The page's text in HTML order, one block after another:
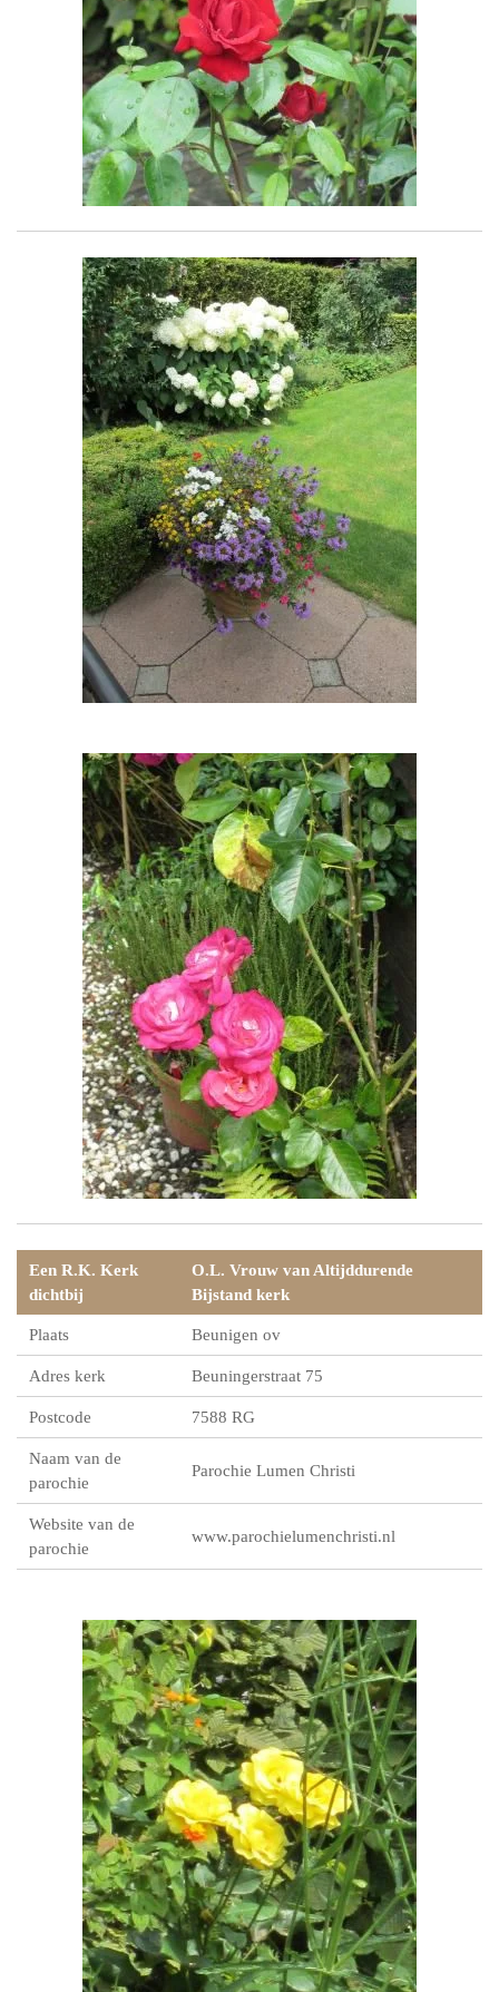
Een R.K. Kerk
dichtbij
O.L. Vrouw van Altijddurende
Bijstand kerk
Plaats Beunigen ov
Adres kerk Beuningerstraat 75
Postcode 7588 RG
Naam van de
parochie
Parochie Lumen Christi
Website van de
parochie
www.parochielumenchristi.nl